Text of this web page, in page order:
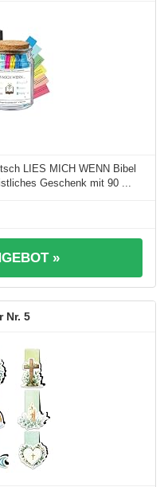
LIES MICH WENN Bibel
Geschenk mit 90 ...
»
5